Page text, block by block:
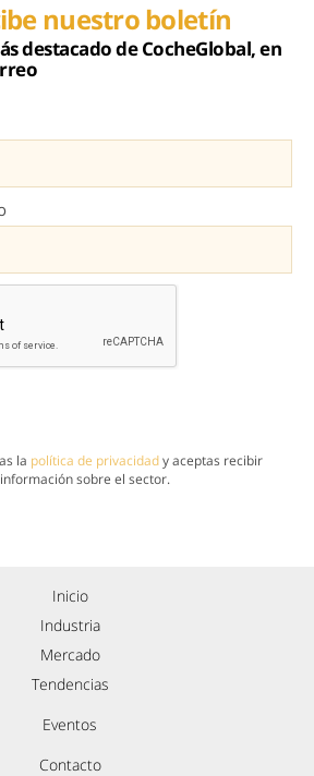
nuestro boletín
destacado de CocheGlobal, en
la política de privacidady aceptas recibir
sobre el sector.
Inicio
Industria
Mercado
Tendencias
Eventos
Contacto